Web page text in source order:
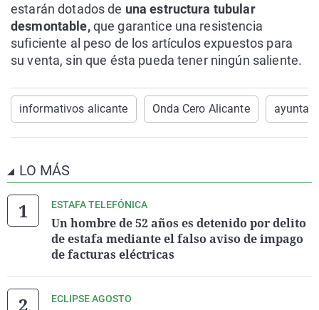
estarán dotados de una estructura tubular
desmontable,que garantice una resistencia
suficiente al peso de los artículos expuestos para
su venta, sin que ésta pueda tener ningún saliente.
informativos alicante Onda Cero Alicante
LO MÁS
ESTAFA TELEFÓNICA
Un hombre de 52 años es detenido por delito
de estafa mediante el falso aviso de impago
de facturas eléctricas
ECLIPSE AGOSTO